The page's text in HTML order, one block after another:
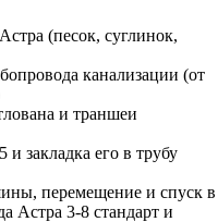
(песок, суглинок,
канализации (от
и траншеи
закладка его в трубу
перемещение и спуск в
Астра 3-8 стандарт и